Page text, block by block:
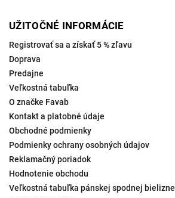
UŽITOČNÉ INFORMÁCIE
Registrovať sa a získať 5 % zľavu
Doprava
Predajne
Veľkostná tabuľka
O značke Favab
Kontakt a platobné údaje
Obchodné podmienky
Podmienky ochrany osobných údajov
Reklamačný poriadok
Hodnotenie obchodu
Veľkostná tabuľka pánskej spodnej bielizne